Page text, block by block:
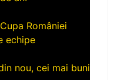
echipe